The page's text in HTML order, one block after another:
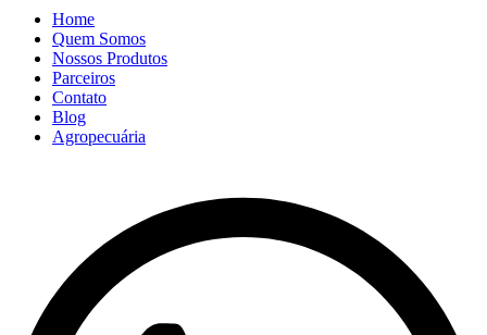
Home
Quem Somos
Nossos Produtos
Parceiros
Contato
Blog
Agropecuária